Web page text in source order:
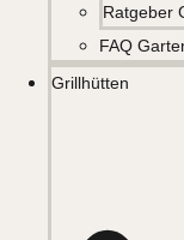
Ratgeber
FAQ
Grillhütten